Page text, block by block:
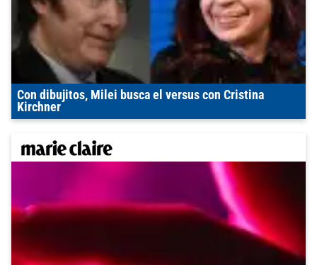
Con dibujitos, Milei busca el versus con Cristina
Kirchner